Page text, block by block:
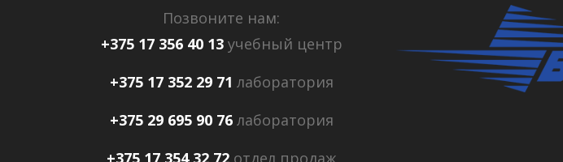
Позвоните нам:
+375 17 356 40 13учебный центр
+375 17 352 29 71 лаборатория
+375 29 695 90 76лаборатория
+375 17 354 32 72 отдел продаж